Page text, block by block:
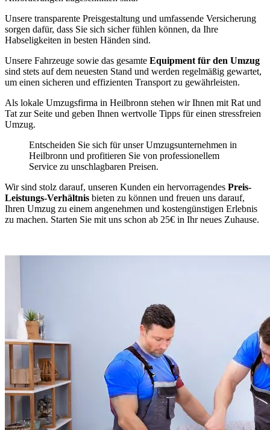
Unsere transparente Preisgestaltung und umfassende Versicherung
sorgen dafür, dass Sie sich sicher fühlen können, da Ihre
Habseligkeiten in besten Händen sind.
Unsere Fahrzeuge sowie das gesamte Equipment für den Umzug
sind stets auf dem neuesten Stand und werden regelmäßig gewartet,
um einen sicheren und effizienten Transport zu gewährleisten.
Als lokale Umzugsfirma in Heilbronn stehen wir Ihnen mit Rat und
Tat zur Seite und geben Ihnen wertvolle Tipps für einen stressfreien
Umzug.
Entscheiden Sie sich für unser Umzugsunternehmen in
Heilbronn und profitieren Sie von professionellem
Service zu unschlagbaren Preisen.
Wir sind stolz darauf, unseren Kunden ein hervorragendes Preis-
Leistungs-Verhältnis bieten zu können und freuen uns darauf,
Ihren Umzug zu einem angenehmen und kostengünstigen Erlebnis
zu machen. Starten Sie mit uns schon ab 25€ in Ihr neues Zuhause.